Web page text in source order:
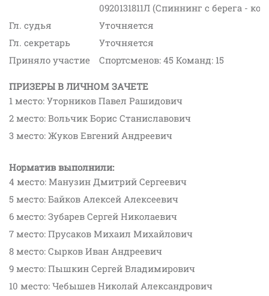
0920131811Л (Спиннинг с берега -
Гл. судья
Уточняется
Гл. секретарь
Уточняется
Приняло участие
Спортсменов: 45 Команд: 15
ПРИЗЕРЫ В ЛИЧНОМ ЗАЧЕТЕ
1 место: Уторников Павел Рашидович
2 место: Вольчик Борис Станиславович
3 место: Жуков Евгений Андреевич
Норматив выполнили:
4 место: Манузин Дмитрий Сергеевич
5 место: Байков Алексей Алексеевич
6 место: Зубарев Сергей Николаевич
7 место: Прусаков Михаил Михайлович
8 место: Сырков Иван Андреевич
9 место: Пышкин Сергей Владимирович
10 место: Чебышев Николай Александрович